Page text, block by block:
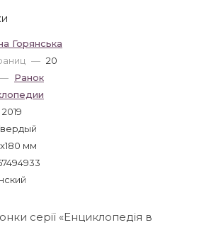
Горянська
— 20
— Ранок
2019
мм
серії «Енциклопедія в